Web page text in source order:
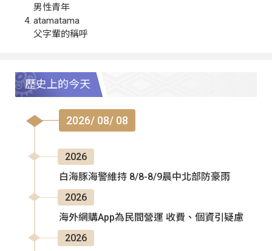
男性青年
atamatama
父字輩的稱呼
歷史上的今天
2026/ 08/ 08
2026
白海豚海警維持 8/8-8/9晨中北部防豪雨
2026
海外網購App為民間營運 收費、個資引疑慮
2026